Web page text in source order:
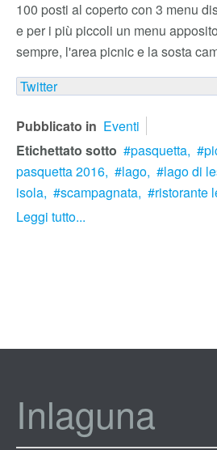
100 posti al coperto con 3 menu
e per i più piccoli un menu
sempre, l'area picnic e la sosta
Twitter
Pubblicato in Eventi
Etichettato sotto
pasquetta,
pasquetta 2016,
lago, lago di
isola,
scampagnata,
ristorante
Leggi tutto...
Inlaguna